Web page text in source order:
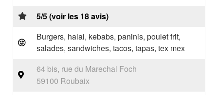
5/5 (voir les 18 avis)
Burgers, halal, kebabs, paninis, poulet frit,
salades, sandwiches, tacos, tapas, tex mex
64 bis, rue du Marechal Foch
59100 Roubaix